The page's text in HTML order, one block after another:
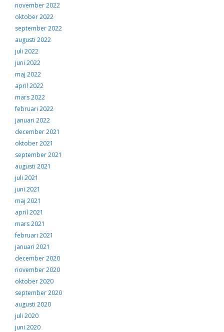
november 2022
oktober 2022
september 2022
augusti 2022
juli 2022
juni 2022
maj 2022
april 2022
mars 2022
februari 2022
januari 2022
december 2021
oktober 2021
september 2021
augusti 2021
juli 2021
juni 2021
maj 2021
april 2021
mars 2021
februari 2021
januari 2021
december 2020
november 2020
oktober 2020
september 2020
augusti 2020
juli 2020
juni 2020